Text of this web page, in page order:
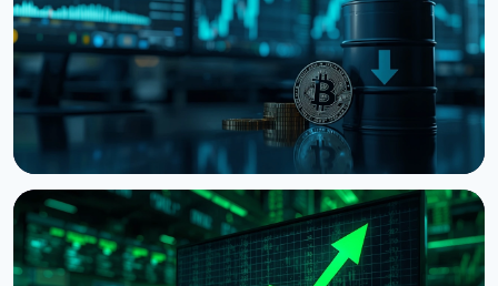
6 серпня 2026 р.3 хв читання
НОВИНА
Bitcoin застряг на $64 000 попри рекорди на
фондовому ринку